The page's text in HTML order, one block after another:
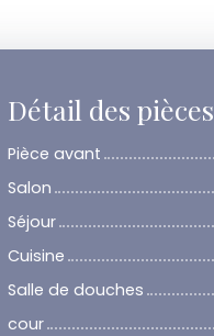
Détail des pièces
Pièce avant
Salon
Séjour
Cuisine
Salle de douches
cour